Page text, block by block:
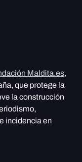
Maldita.es,
que protege la
la construcción
incidencia en